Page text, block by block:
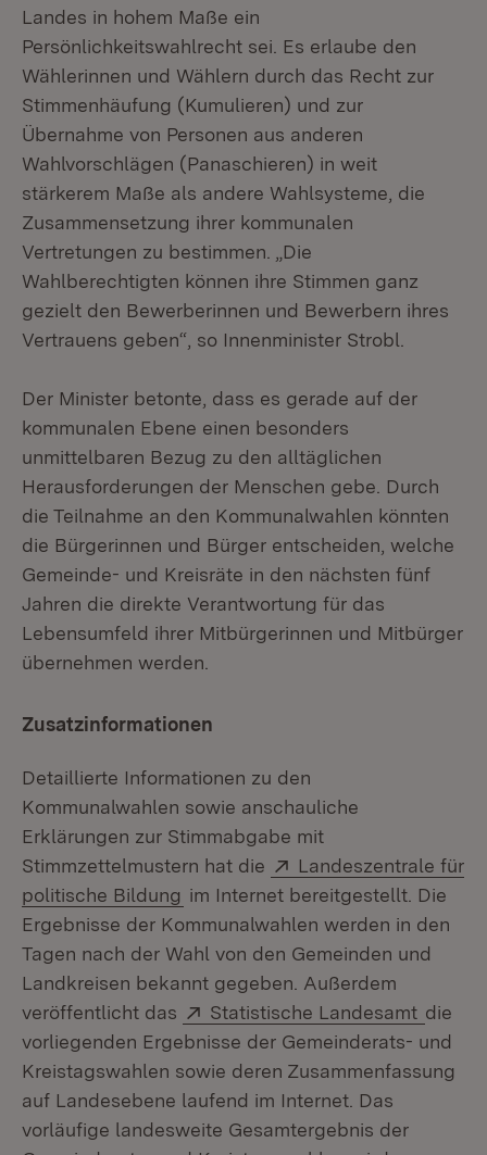
Landes in hohem Maße ein
Persönlichkeitswahlrecht sei. Es erlaube den
Wählerinnen und Wählern durch das Recht zur
Stimmenhäufung (Kumulieren) und zur
Übernahme von Personen aus anderen
Wahlvorschlägen (Panaschieren) in weit
stärkerem Maße als andere Wahlsysteme, die
Zusammensetzung ihrer kommunalen
Vertretungen zu bestimmen. „Die
Wahlberechtigten können ihre Stimmen ganz
gezielt den Bewerberinnen und Bewerbern ihres
Vertrauens geben“, so Innenminister Strobl.
Der Minister betonte, dass es gerade auf der
kommunalen Ebene einen besonders
unmittelbaren Bezug zu den alltäglichen
Herausforderungen der Menschen gebe. Durch
die Teilnahme an den Kommunalwahlen könnten
die Bürgerinnen und Bürger entscheiden, welche
Gemeinde- und Kreisräte in den nächsten fünf
Jahren die direkte Verantwortung für das
Lebensumfeld ihrer Mitbürgerinnen und Mitbürger
übernehmen werden.
Zusatzinformationen
Detaillierte Informationen zu den
Kommunalwahlen sowie anschauliche
Erklärungen zur Stimmabgabe mit
Stimmzettelmustern hat die
Extern:
Landeszentrale für
politische Bildung (Öffnet in neuem Fenster)
im Internet bereitgestellt. Die
Ergebnisse der Kommunalwahlen werden in den
Tagen nach der Wahl von den Gemeinden und
Landkreisen bekannt gegeben. Außerdem
veröffentlicht das
Extern:
Statistische Landesamt die
vorliegenden Ergebnisse der Gemeinderats- und
Kreistagswahlen sowie deren Zusammenfassung
auf Landesebene laufend im Internet. Das
vorläufige landesweite Gesamtergebnis der